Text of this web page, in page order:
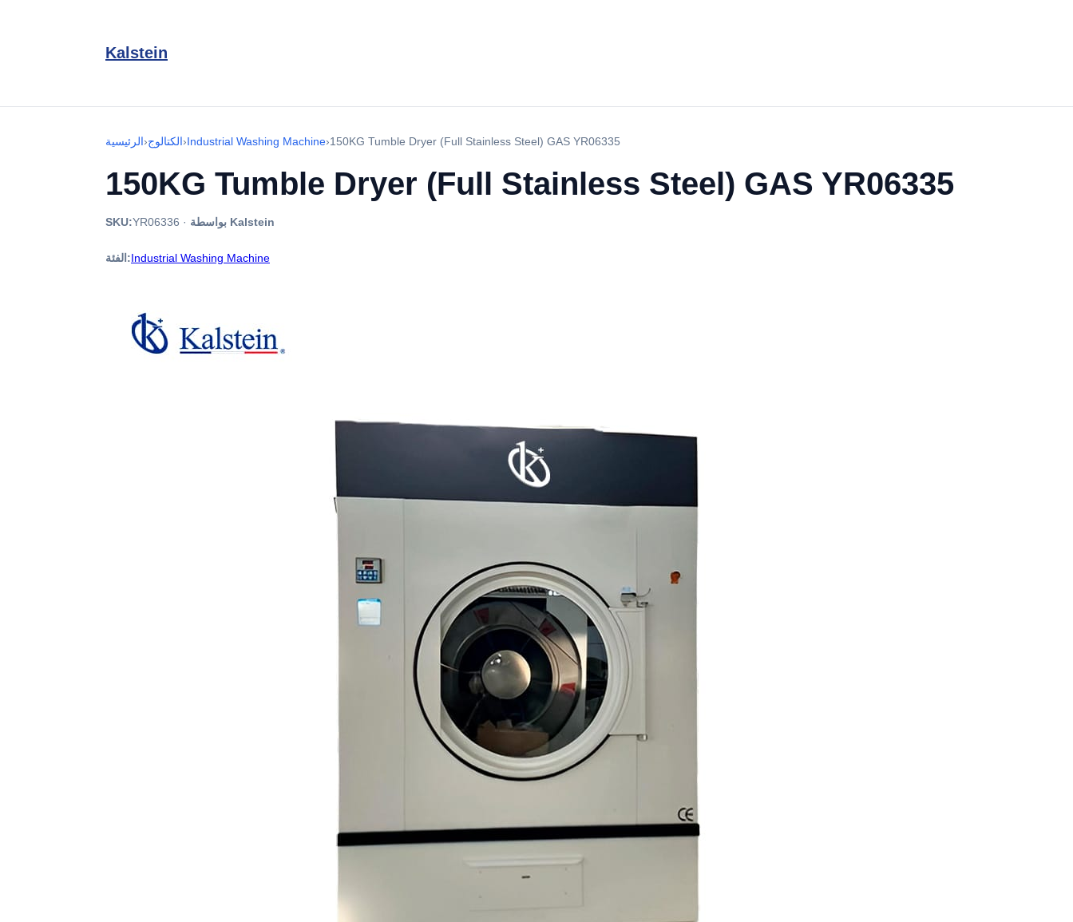
Kalstein
الرئيسية›الكتالوج›Industrial Washing Machine›150KG Tumble Dryer (Full Stainless Steel) GAS YR06335
150KG Tumble Dryer (Full Stainless Steel) GAS YR06335
SKU:YR06336 · بواسطة Kalstein
الفئة:Industrial Washing Machine